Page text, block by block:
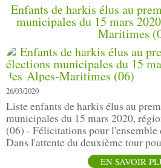
Enfants de harkis élus au
municipales du 15 mars
Maritimes
26/03/2020
Liste enfants de harkis élus au
municipales du 15 mars 2020,
(06) - Félicitations pour l'ensemble
Dans l'attente du deuxième tour
EN SAVOIR